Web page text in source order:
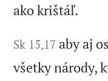
ako krištáľ.
Sk 15,17 aby aj
všetky národy,